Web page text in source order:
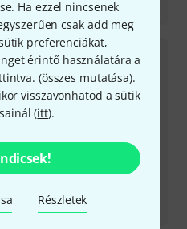
Ha ezzel nincsenek
csak add meg
preferenciákat,
érintő használatára a
(összes mutatása).
visszavonhatod a sütik
(itt).
Részletek